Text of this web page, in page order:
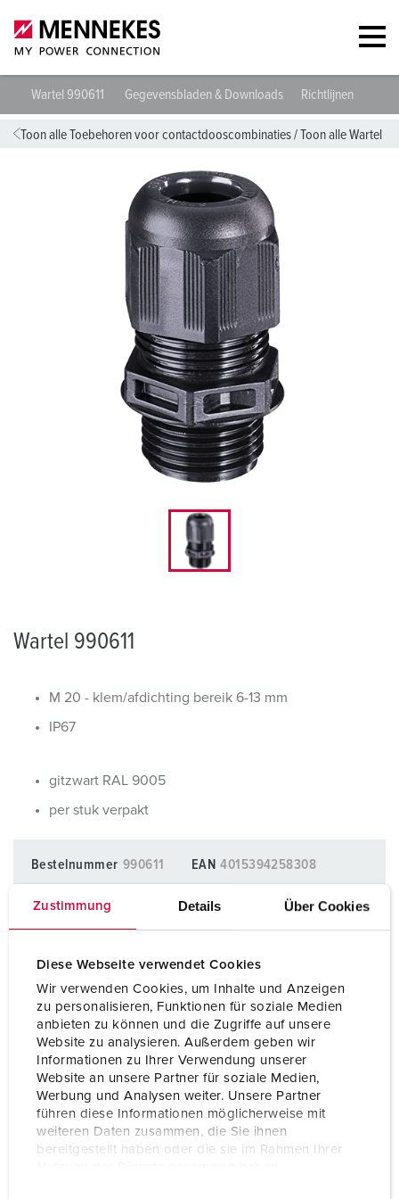
Zustimmung Details Über Cookies
Diese Webseite verwendet Cookies
Wir verwenden Cookies, um Inhalte und Anzeigen
zu personalisieren, Funktionen für soziale Medien
anbieten zu können und die Zugriffe auf unsere
Website zu analysieren. Außerdem geben wir
Informationen zu Ihrer Verwendung unserer
Website an unsere Partner für soziale Medien,
Werbung und Analysen weiter. Unsere Partner
führen diese Informationen möglicherweise mit
weiteren Daten zusammen, die Sie ihnen
bereitgestellt haben oder die sie im Rahmen Ihrer
Wartel 990611 Gegevensbladen & Downloads Richtlijnen
Toon alle Toebehoren voor contactdooscombinaties/Toon alle Wartel
Wartel 990611
M 20 - klem/afdichting bereik 6-13 mm
IP67
gitzwart RAL 9005
per stuk verpakt
Bestelnummer 990611 EAN 4015394258308
BLADWIJZERS TOEVOEGEN
verlanglijstje/winkelmand in verschillende lijsten beheren.
(0) TOEVOEGEN
NIEUW LIJST MAKEN
Gegevensbladen & Downloads